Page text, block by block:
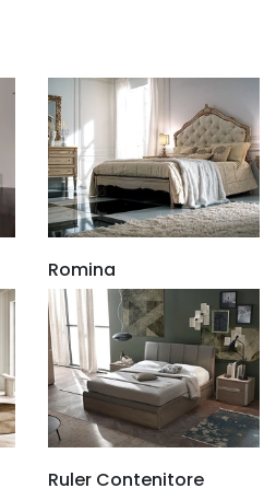
Romina
Ruler Contenitore